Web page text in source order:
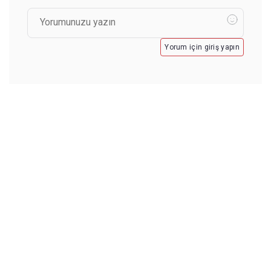
Yorum için giriş yapın